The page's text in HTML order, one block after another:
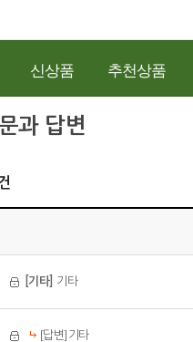
신상품 추천상품
과 답변
[기타] 기타
[답변]기타